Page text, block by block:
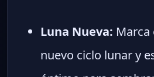
Luna Nueva: Marca
nuevo ciclo lunar y